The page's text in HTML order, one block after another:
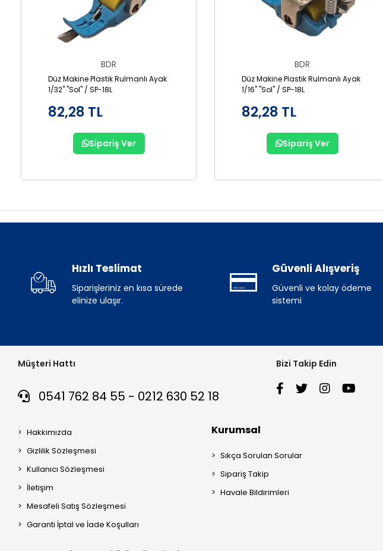
BDR
Düz Makine Plastik Rulmanlı Ayak
1/32" "Sol" / SP-18L
82,28 TL
Sipariş Ver
BDR
Düz Makine Plastik Rulmanlı Ayak
1/16" "Sol" / SP-18L
82,28 TL
Sipariş Ver
Hızlı Teslimat
Siparişleriniz en kısa sürede
elinize ulaşır.
Güvenli Alışveriş
Güvenli ve kolay ödeme
sistemi
Müşteri Hattı
0541 762 84 55 - 0212 630 52 18
Bizi Takip Edin
Hakkımızda
Gizlilik Sözleşmesi
Kullanıcı Sözleşmesi
İletişim
Mesafeli Satış Sözleşmesi
Garanti İptal ve İade Koşulları
Kurumsal
Sıkça Sorulan Sorular
Sipariş Takip
Havale Bildirimleri